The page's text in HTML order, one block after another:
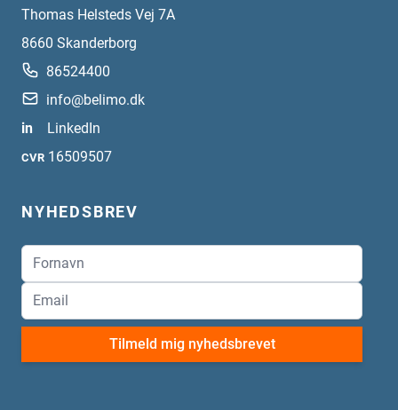
Thomas Helsteds Vej 7A
8660 Skanderborg
86524400
info@belimo.dk
in
LinkedIn
CVR 16509507
NYHEDSBREV
Tilmeld mig nyhedsbrevet